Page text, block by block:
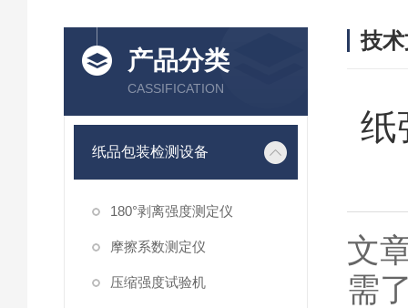
产品分类
CASSIFICATION
纸品包装检测设备
180°剥离强度测定仪
摩擦系数测定仪
压缩强度试验机
技
纸
文
需